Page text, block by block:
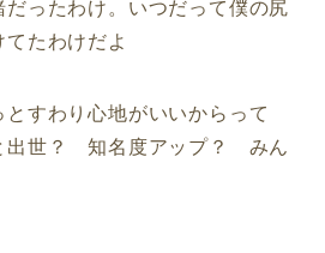
ったわけ。いつだって僕の尻
たわけだよ
すわり心地がいいからって
出世？ 知名度アップ？ みん